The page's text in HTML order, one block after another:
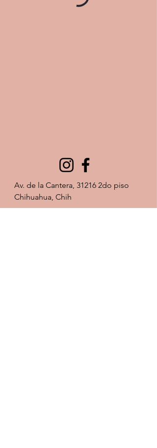
Av. de la Cantera, 31216 2do piso
Chihuahua, Chih